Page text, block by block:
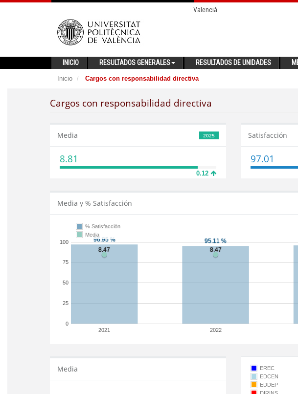
Valencià
INICIO RESULTADOS GENERALES RESULTADOS DE UNIDADES
Inicio Cargos con responsabilidad directiva
Cargos con responsabilidad directiva
2025
Media
8.81
0.12
Satisfacción
97.01
Media y % Satisfacción
2021 2022
0
25
50
75
100
% Satisfacción
Media
Media
EREC
EDCEN
EDDEP